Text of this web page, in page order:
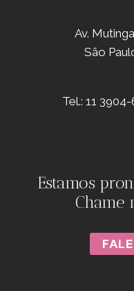
Av.
São
Tel.: 11
Estamos
Chame